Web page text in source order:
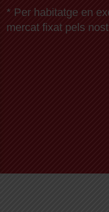
* Per habitatge en
mercat fixat pels